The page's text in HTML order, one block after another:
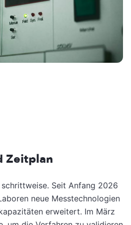
Zeitplan
Seit Anfang 2026
neue Messtechnologien
erweitert. Im März